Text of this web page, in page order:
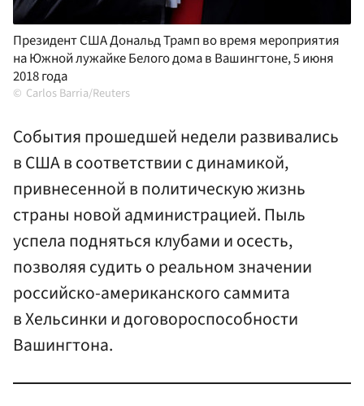
Президент США Дональд Трамп во время мероприятия
на Южной лужайке Белого дома в Вашингтоне, 5 июня
2018 года
Carlos Barria/Reuters
События прошедшей недели развивались
в США в соответствии с динамикой,
привнесенной в политическую жизнь
страны новой администрацией. Пыль
успела подняться клубами и осесть,
позволяя судить о реальном значении
российско-американского саммита
в Хельсинки и договороспособности
Вашингтона.